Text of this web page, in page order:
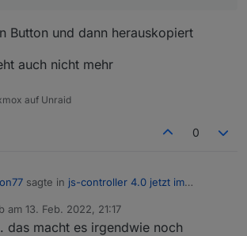
Button und dann herauskopiert
auch nicht mehr
auf Unraid
0
sagte in js-controller 4.0 jetzt im
das Log aus dem Admin?
am 13. Feb. 2022, 21:17
editiert von
das macht es irgendwie noch